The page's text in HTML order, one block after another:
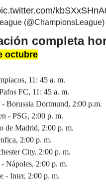
(@ChampionsLeague)
completa
octubre
11: 45 a. m.
FC, 11: 45 a. m.
Borussia Dortmund, 2:00 p.m.
- PSG, 2:00 p. m.
de Madrid, 2:00 p. m.
2:00 p. m.
City, 2:00 p. m.
Nápoles, 2:00 p. m.
- Inter, 2:00 p. m.